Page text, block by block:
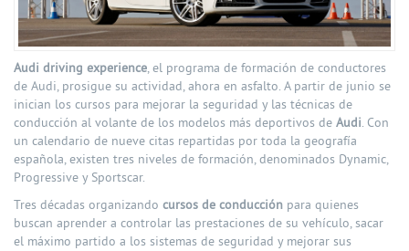
Audi driving experience, el programa de formación de conductores
de Audi, prosigue su actividad, ahora en asfalto. A partir de junio se
inician los cursos para mejorar la seguridad y las técnicas de
conducción al volante de los modelos más deportivos de Audi. Con
un calendario de nueve citas repartidas por toda la geografía
española, existen tres niveles de formación, denominados Dynamic,
Progressive y Sportscar.
Tres décadas organizando cursos de conducción para quienes
buscan aprender a controlar las prestaciones de su vehículo, sacar
el máximo partido a los sistemas de seguridad y mejorar sus